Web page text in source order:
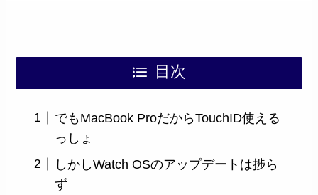
目次
でもMacBook ProだからTouchID使える
っしょ
しかしWatch OSのアップデートは捗ら
ず